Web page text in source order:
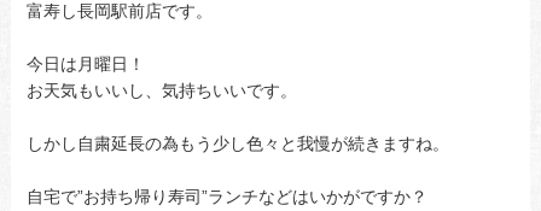
富寿し長岡駅前店です。
今日は月曜日！
お天気もいいし、気持ちいいです。
しかし自粛延長の為もう少し色々と我慢が続きますね。
自宅で”お持ち帰り寿司”ランチなどはいかがですか？